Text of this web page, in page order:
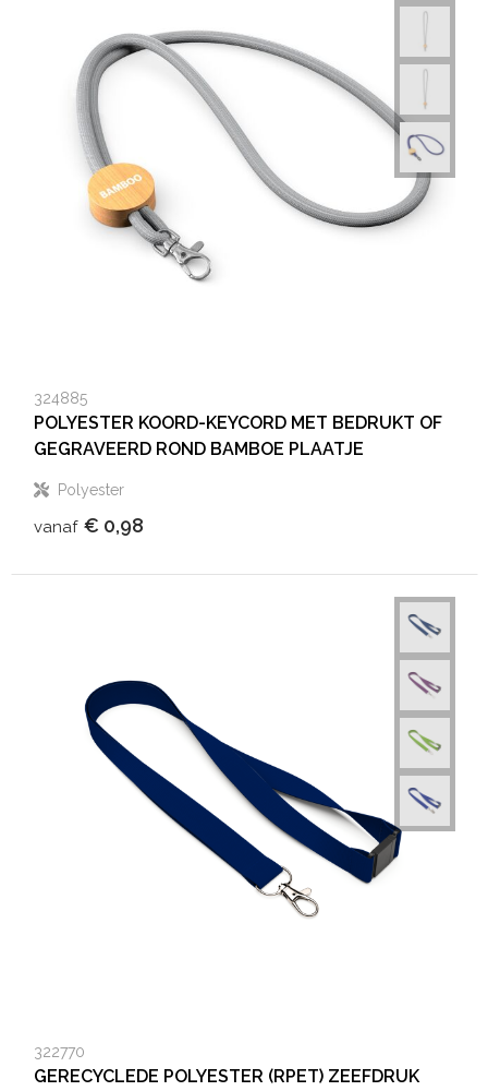
324885
POLYESTER KOORD-KEYCORD MET BEDRUKT OF
GEGRAVEERD ROND BAMBOE PLAATJE
Polyester
vanaf € 0,98
322770
GERECYCLEDE POLYESTER (RPET) ZEEFDRUK